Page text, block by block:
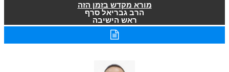
מורא מקדש בזמן הזה
הרב גבריאל סרף
ראש הישיבה